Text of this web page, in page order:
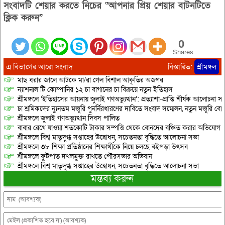
সংবাদটি শেয়ার করতে নিচের “আপনার প্রিয় শেয়ার বাটনটিতে
ক্লিক করুন”
0
Shares
এ বিভাগের আরো সংবাদ বিস্তারিত: শ্রীমঙ্গল
মাছ ধরার জালে আটকে মা/রা গেল বিশাল আকৃতির অজগর
ন্যাশনাল টি কোম্পানির ১২ চা বাগানের চা বিক্রয়ে নতুন ইতিহাস
শ্রীমঙ্গলে ‘ইতিহাসের আয়নায় জুলাই গণঅভ্যুত্থান’: প্রত্যাশা-প্রাপ্তি শীর্ষক আলোচনা
চা শ্রমিকদের ন্যুনতম মজুরি পুনর্নিরধারণের দাবিতে সংবাদ সম্মেলন, নতুন মজুরি
শ্রীমঙ্গলে জুলাই গণঅভ্যুত্থান দিবস পালিত
বাবার রেখে যাওয়া শতকোটি টাকার সম্পত্তি থেকে বোনদের বঞ্চিত করার অভিযোগ
শ্রীমঙ্গলে বিশ্ব মাতৃদুগ্ধ সপ্তাহের উদ্বোধন, সচেতনতা বৃদ্ধিতে আলোচনা সভা
শ্রীমঙ্গলে ৩৮ শিক্ষা প্রতিষ্ঠানের শিক্ষার্থীকে নিয়ে চলছে বইপড়া উৎসব
শ্রীমঙ্গলে ফুটপাত দখলমুক্ত রাখতে পৌরসভার অভিযান
শ্রীমঙ্গলে বিশ্ব মাতৃদুগ্ধ সপ্তাহের উদ্বোধন, সচেতনতা বৃদ্ধিতে আলোচনা সভা
মন্তব্য করুন